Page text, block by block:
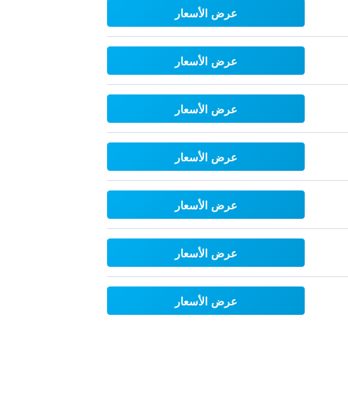
عرض الأسعار
عرض الأسعار
عرض الأسعار
عرض الأسعار
عرض الأسعار
عرض الأسعار
عرض الأسعار